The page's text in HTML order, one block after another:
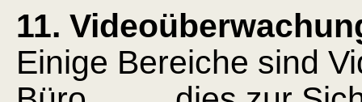
11.
Einige Bereiche sind